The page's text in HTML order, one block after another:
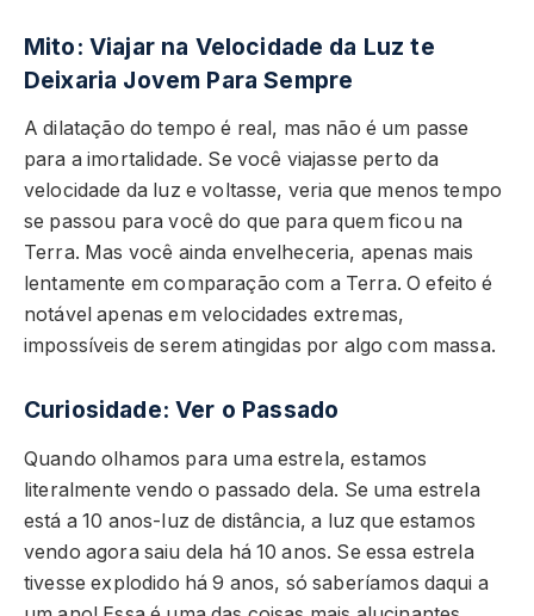
Mito: Viajar na Velocidade da Luz te
Deixaria Jovem Para Sempre
A dilatação do tempo é real, mas não é um passe
para a imortalidade. Se você viajasse perto da
velocidade da luz e voltasse, veria que menos tempo
se passou para você do que para quem ficou na
Terra. Mas você ainda envelheceria, apenas mais
lentamente em comparação com a Terra. O efeito é
notável apenas em velocidades extremas,
impossíveis de serem atingidas por algo com massa.
Curiosidade: Ver o Passado
Quando olhamos para uma estrela, estamos
literalmente vendo o passado dela. Se uma estrela
está a 10 anos-luz de distância, a luz que estamos
vendo agora saiu dela há 10 anos. Se essa estrela
tivesse explodido há 9 anos, só saberíamos daqui a